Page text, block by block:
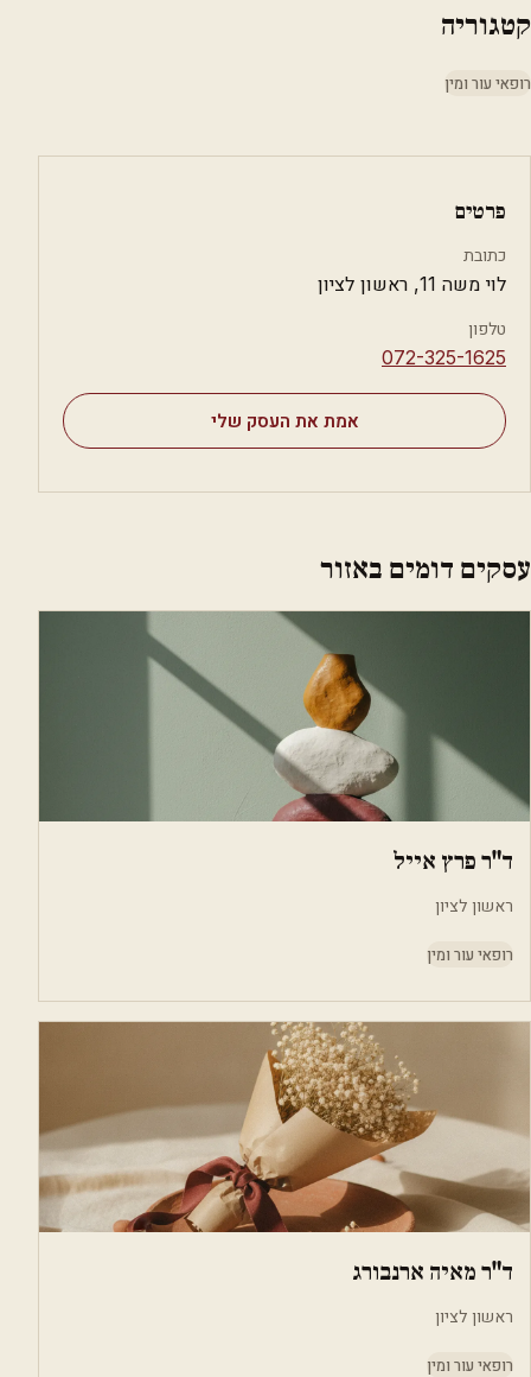
קטגוריה
רופאי עור ומין
פרטים
כתובת
לוי משה 11, ראשון לציון
טלפון
⁦072-325-1625⁩
אמת את העסק שלי
עסקים דומים באזור
ד"ר פרץ אייל
ראשון לציון
רופאי עור ומין
ד"ר מאיה ארנבורג
ראשון לציון
רופאי עור ומין